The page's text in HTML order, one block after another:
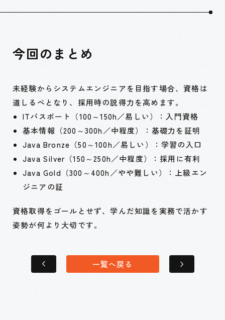
今回のまとめ
未経験からシステムエンジニアを目指す場合、資格は
道しるべとなり、採用時の説得力を高めます。
ITパスポート（100～150h／易しい）：入門資格
基本情報（200～300h／中程度）：基礎力を証明
Java Bronze（50～100h／易しい）：学習の入口
Java Silver（150～250h／中程度）：採用に有利
Java Gold（300～400h／やや難しい）：上級エン
ジニアの証
資格取得をゴールとせず、学んだ知識を実務で活かす
姿勢が何より大切です。
一覧へ戻る